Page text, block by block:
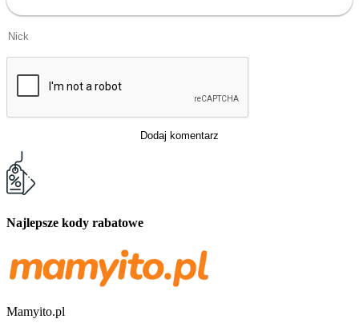
Dodaj komentarz
Najlepsze kody rabatowe
Mamyito.pl